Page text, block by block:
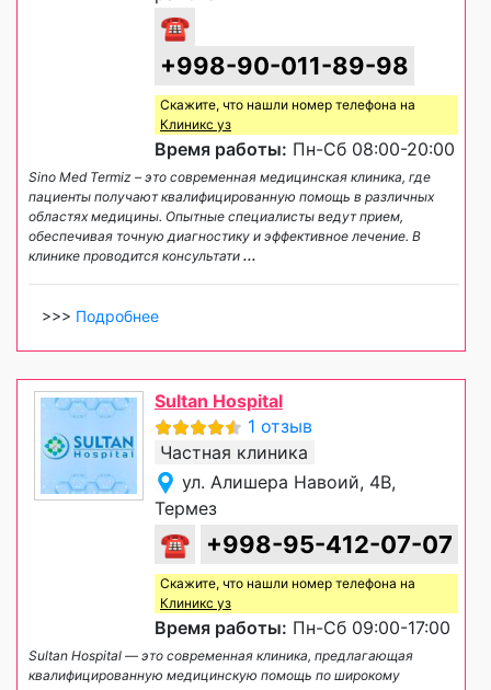
☎
+998-90-011-89-98
Скажите, что нашли номер телефона на
Клиникс уз
Время работы: Пн-Сб 08:00-20:00
Sino Med Termiz – это современная медицинская клиника, где
пациенты получают квалифицированную помощь в различных
областях медицины. Опытные специалисты ведут прием,
обеспечивая точную диагностику и эффективное лечение. В
клинике проводится консультати ...
>>> Подробнее
Sultan Hospital
1 отзыв
Частная клиника
ул. Алишера Навоий, 4B,
Термез
☎ +998-95-412-07-07
Скажите, что нашли номер телефона на
Клиникс уз
Время работы: Пн-Сб 09:00-17:00
Sultan Hospital — это современная клиника, предлагающая
квалифицированную медицинскую помощь по широкому